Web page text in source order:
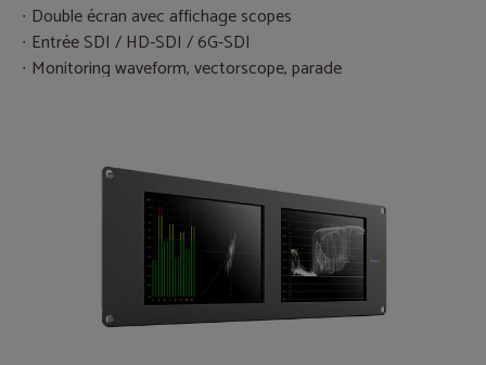
Double écran avec affichage scopes
Entrée SDI / HD-SDI / 6G-SDI
Monitoring waveform, vectorscope, parade